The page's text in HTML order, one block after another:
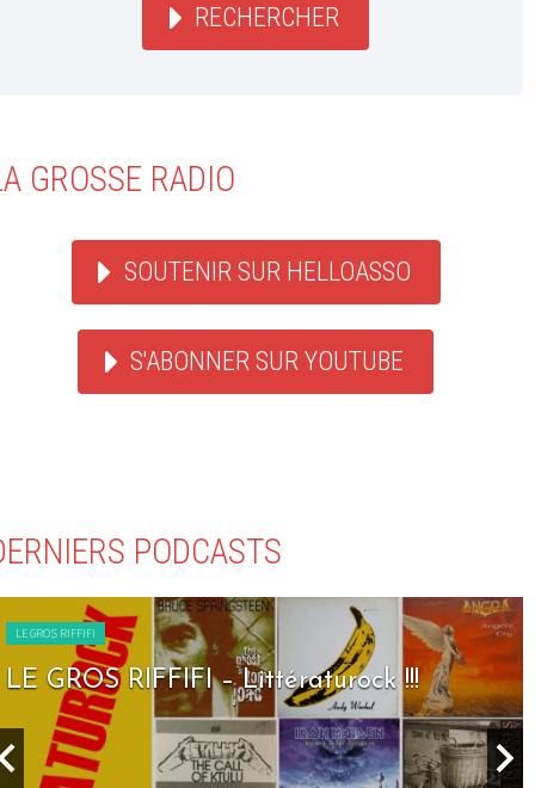
RECHERCHER
GROSSE RADIO
SOUTENIR SUR HELLOASSO
S'ABONNER SUR YOUTUBE
PODCASTS
LE GROS RIFFIFI
LE GROS RIFFIFI – Seven Days To Rock !!!